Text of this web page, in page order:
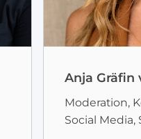
Anja Gräfin
Moderation,
Social Media,